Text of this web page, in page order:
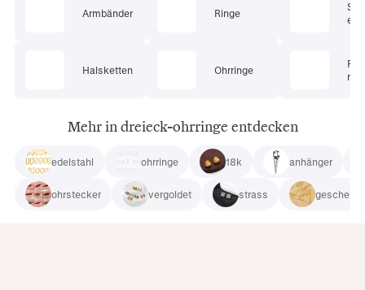
Armbänder
Halsketten
Ringe
Ohrringe
ets
Mehr in dreieck-ohrringe entdecken
edelstahl ohrringe 18k anhänger
ohrstecker vergoldet strass geschenk